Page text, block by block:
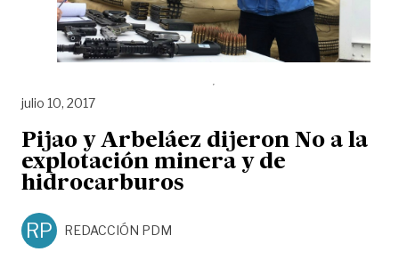
julio 10, 2017
Pijao y Arbeláez dijeron No a la
explotación minera y de
hidrocarburos
RP REDACCIÓN PDM